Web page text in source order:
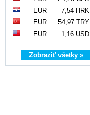
EUR
7,54 HRK
EUR
54,97 TRY
EUR
1,16 USD
Zobraziť všetky »